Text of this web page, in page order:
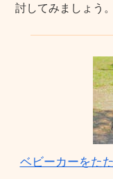
討してみましょう。
ベビーカーをた